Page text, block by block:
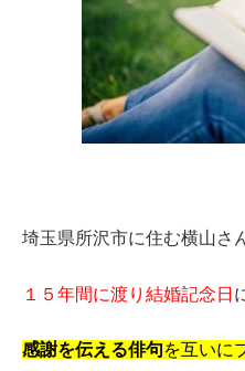
埼玉県所沢市に住む横山さ
１５年間に渡り結婚記念日
感謝を伝える俳句を互いに